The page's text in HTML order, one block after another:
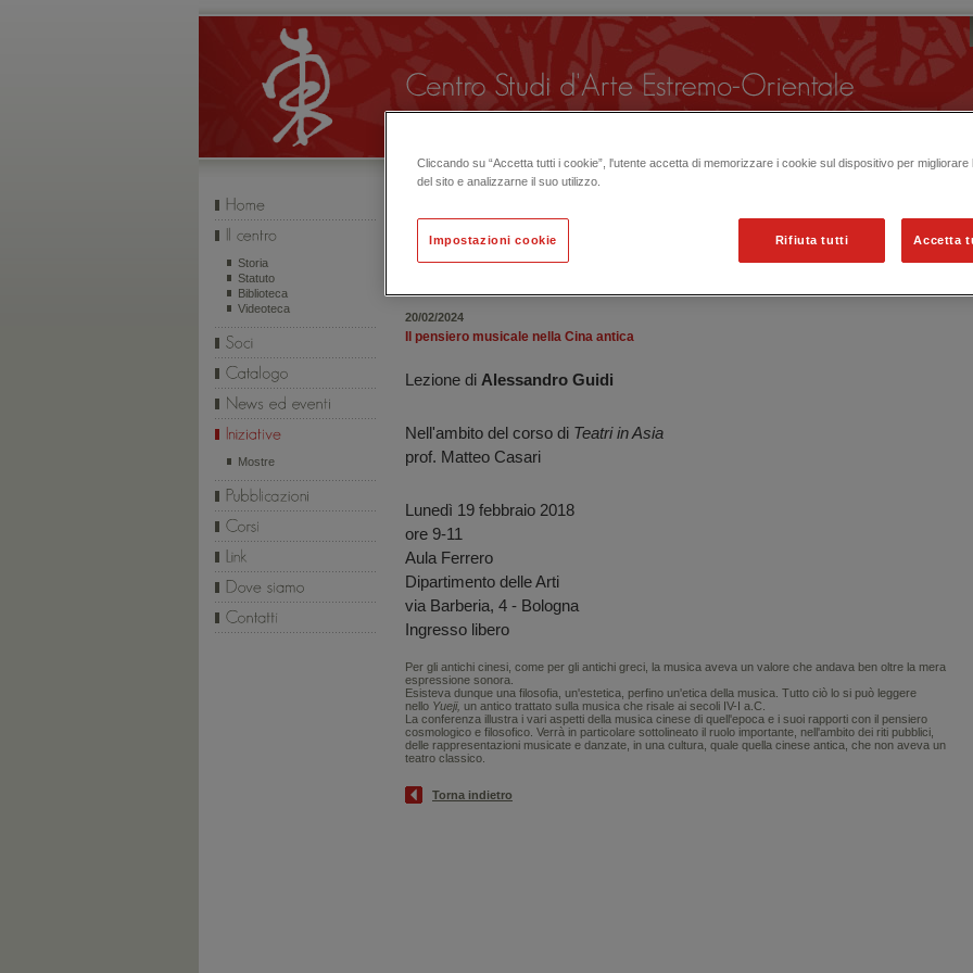
Storia
Statuto
Biblioteca
Videoteca
Mostre
INIZIATIVE ORGANIZZATE IN PASSATO
20/02/2024
Il pensiero musicale nella Cina antica
Lezione di Alessandro Guidi
Nell'ambito del corso di Teatri in Asia
prof. Matteo Casari
Lunedì 19 febbraio 2018
ore 9-11
Aula Ferrero
Dipartimento delle Arti
via Barberia, 4 - Bologna
Ingresso libero
Per gli antichi cinesi, come per gli antichi greci, la musica aveva un valore che andava ben oltre la mera
espressione sonora.
Esisteva dunque una filosofia, un'estetica, perfino un'etica della musica. Tutto ciò lo si può leggere
nello Yueji, un antico trattato sulla musica che risale ai secoli IV-I a.C.
La conferenza illustra i vari aspetti della musica cinese di quell'epoca e i suoi rapporti con il pensiero
cosmologico e filosofico. Verrà in particolare sottolineato il ruolo importante, nell'ambito dei riti pubblici,
delle rappresentazioni musicate e danzate, in una cultura, quale quella cinese antica, che non aveva un
teatro classico.
Torna indietro
Cliccando su “Accetta tutti i cookie”, l'utente accetta di memorizzare i cookie sul dispositivo per migliorare
del sito e analizzarne il suo utilizzo.
Rifiuta tutti Accetta
Impostazioni cookie